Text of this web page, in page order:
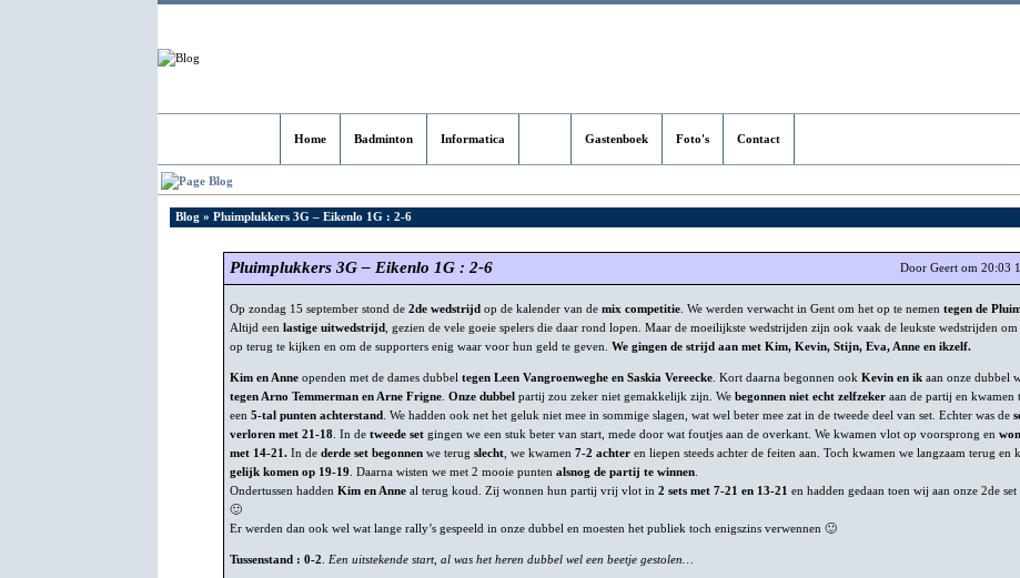
Home Badminton Informatica Gastenboek Foto's Contact
Blog
Blog » Pluimplukkers 3G – Eikenlo 1G : 2-6
Pluimplukkers 3G – Eikenlo 1G : 2-6 Door Geert om 20:03
Op zondag 15 september stond de 2de wedstrijd op de kalender van de mix competitie . We werden verwacht in Gent om het op te nemen tegen de
Altijd een lastige uitwedstrijd , gezien de vele goeie spelers die daar rond lopen. Maar de moeilijkste wedstrijden zijn ook vaak de leukste wedstrijden
op terug te kijken en om de supporters enig waar voor hun geld te geven. We gingen de strijd aan met Kim, Kevin, Stijn, Eva, Anne en ikzelf.
Kim en Anne openden met de dames dubbel tegen Leen Vangroenweghe en Saskia Vereecke . Kort daarna begonnen ook Kevin en ik aan onze dubbel
tegen Arno Temmerman en Arne Frigne Onze dubbel partij zou zeker niet gemakkelijk zijn. We begonnen niet echt zelfzeker aan de partij en kwamen
een 5-tal punten achterstand . We hadden ook net het geluk niet mee in sommige slagen, wat wel beter mee zat in de tweede deel van set. Echter was de
verloren met 21-18 . In de tweede set gingen we een stuk beter van start, mede door wat foutjes aan de overkant. We kwamen vlot op voorsprong en
met 14-21. In de derde set begonnen we terug slecht , we kwamen 7-2 achter en liepen steeds achter de feiten aan. Toch kwamen we langzaam terug en
gelijk komen op 19-19 . Daarna wisten we met 2 mooie punten alsnog de partij te winnen
Ondertussen hadden Kim en Anne al terug koud. Zij wonnen hun partij vrij vlot in 2 sets met 7-21 en 13-21 en hadden gedaan toen wij aan onze 2de set
🙂
Er werden dan ook wel wat lange rally’s gespeeld in onze dubbel en moesten het publiek toch enigszins verwennen 🙂
Tussenstand : 0-2 Een uitstekende start, al was het heren dubbel wel een beetje gestolen…